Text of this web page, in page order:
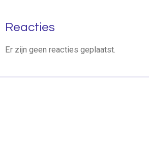
Reacties
Er zijn geen reacties geplaatst.